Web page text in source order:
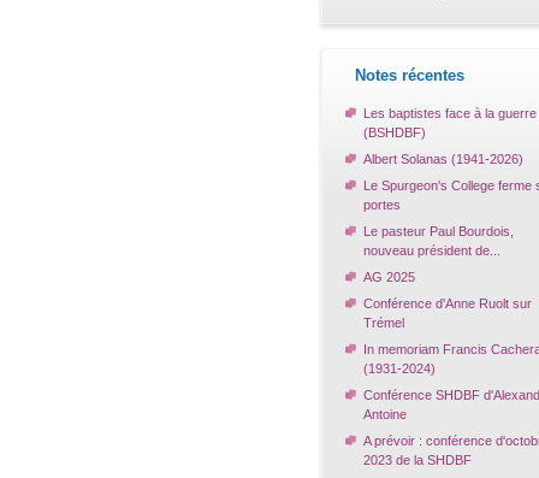
Notes récentes
Les baptistes face à la guerre
(BSHDBF)
Albert Solanas (1941-2026)
Le Spurgeon's College ferme
portes
Le pasteur Paul Bourdois,
nouveau président de...
AG 2025
Conférence d'Anne Ruolt sur
Trémel
In memoriam Francis
(1931-2024)
Conférence SHDBF
Antoine
A prévoir : conférence
2023 de la SHDBF